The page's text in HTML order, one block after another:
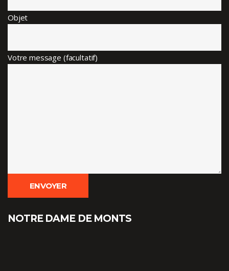
Objet
Votre message (facultatif)
NOTRE DAME DE MONTS